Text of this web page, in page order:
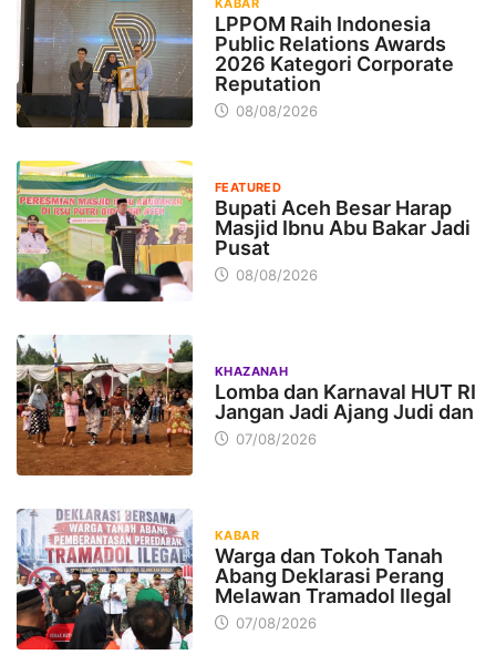
KABAR
LPPOM Raih Indonesia
Public Relations Awards
2026 Kategori Corporate
Reputation
08/08/2026
FEATURED
Bupati Aceh Besar Harap
Masjid Ibnu Abu Bakar Jadi
Pusat
08/08/2026
KHAZANAH
Lomba dan Karnaval HUT RI
Jangan Jadi Ajang Judi dan
07/08/2026
KABAR
Warga dan Tokoh Tanah
Abang Deklarasi Perang
Melawan Tramadol Ilegal
07/08/2026